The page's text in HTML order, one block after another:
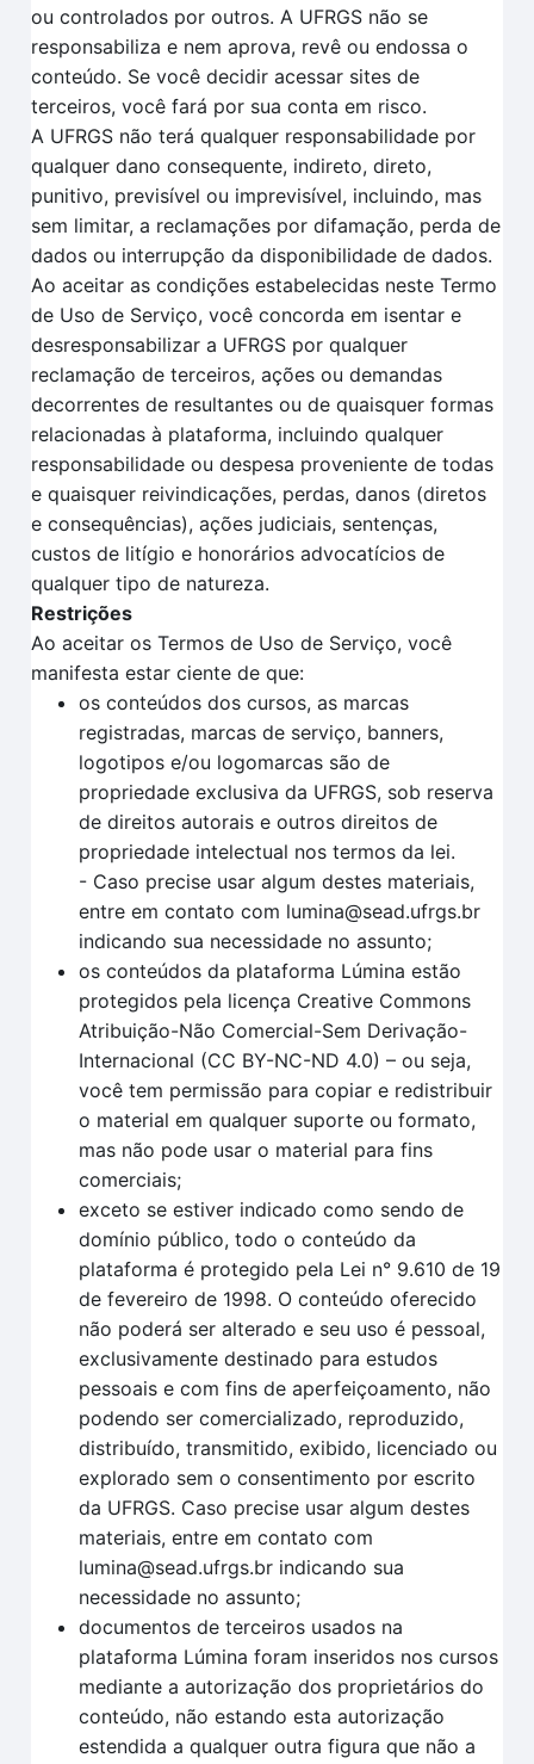
ou controlados por outros. A UFRGS não se
responsabiliza e nem aprova, revê ou endossa o
conteúdo. Se você decidir acessar sites de
terceiros, você fará por sua conta em risco.
A UFRGS não terá qualquer responsabilidade por
qualquer dano consequente, indireto, direto,
punitivo, previsível ou imprevisível, incluindo, mas
sem limitar, a reclamações por difamação, perda de
dados ou interrupção da disponibilidade de dados.
Ao aceitar as condições estabelecidas neste Termo
de Uso de Serviço, você concorda em isentar e
desresponsabilizar a UFRGS por qualquer
reclamação de terceiros, ações ou demandas
decorrentes de resultantes ou de quaisquer formas
relacionadas à plataforma, incluindo qualquer
responsabilidade ou despesa proveniente de todas
e quaisquer reivindicações, perdas, danos (diretos
e consequências), ações judiciais, sentenças,
custos de litígio e honorários advocatícios de
qualquer tipo de natureza.
Restrições
Ao aceitar os Termos de Uso de Serviço, você
manifesta estar ciente de que:
os conteúdos dos cursos, as marcas
registradas, marcas de serviço, banners,
logotipos e/ou logomarcas são de
propriedade exclusiva da UFRGS, sob reserva
de direitos autorais e outros direitos de
propriedade intelectual nos termos da lei.
- Caso precise usar algum destes materiais,
entre em contato com lumina@sead.ufrgs.br
indicando sua necessidade no assunto;
os conteúdos da plataforma Lúmina estão
protegidos pela licença Creative Commons
Atribuição-Não Comercial-Sem Derivação-
Internacional (CC BY-NC-ND 4.0) – ou seja,
você tem permissão para copiar e redistribuir
o material em qualquer suporte ou formato,
mas não pode usar o material para fins
comerciais;
exceto se estiver indicado como sendo de
domínio público, todo o conteúdo da
plataforma é protegido pela Lei n° 9.610 de 19
de fevereiro de 1998. O conteúdo oferecido
não poderá ser alterado e seu uso é pessoal,
exclusivamente destinado para estudos
pessoais e com fins de aperfeiçoamento, não
podendo ser comercializado, reproduzido,
distribuído, transmitido, exibido, licenciado ou
explorado sem o consentimento por escrito
da UFRGS. Caso precise usar algum destes
materiais, entre em contato com
lumina@sead.ufrgs.br indicando sua
necessidade no assunto;
documentos de terceiros usados na
plataforma Lúmina foram inseridos nos cursos
mediante a autorização dos proprietários do
conteúdo, não estando esta autorização
estendida a qualquer outra figura que não a